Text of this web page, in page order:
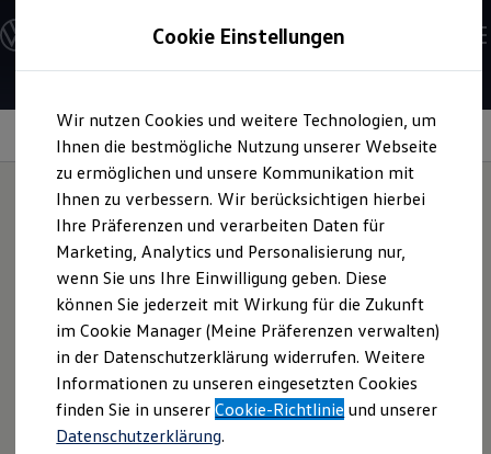
Hauptinhalt
springen
Footer
springen
Modelle und Konfigurator
Konfigurator
Modelle vergleichen
Elektroautos
ENERGY Sondermodelle
Nutzfahrzeuge
SUV und CUV
Familienautos
Kombis
Kompaktwagen
Sportwagen
Schnell verfügbare Fahrzeuge
Angebote und Produkte
Aktuelle Angebote
E-Auto-Förderung
Volkswagen Marktplatz
Die ENERGY Sondermodelle
Junge Gebrauchtwagen und Gebrauchtwagen
Volkswagen Zertifizierte Gebrauchtwagen
Elektromobilität bei Gebrauchtwagen
Information
EU-Reifenlabel
Sicherheit, Komfort, Energieverbrauch – all das
hängt auch von Ihren Reifen ab
Das EU-Reifenlabel ist für fabrikneue Reifen Pflicht und gilt
seit 2012. Ab dem 1. Mai 2021 hat das Label ein neues
Design bekommen und beinhaltet zahlreiche neue
Cookie Einstellungen
Wir nutzen Cookies und weitere Technologien, um
Ihnen die bestmögliche Nutzung unserer Webseite
zu ermöglichen und unsere Kommunikation mit
Ihnen zu verbessern. Wir berücksichtigen hierbei
Ihre Präferenzen und verarbeiten Daten für
Marketing, Analytics und Personalisierung nur,
wenn Sie uns Ihre Einwilligung geben. Diese
können Sie jederzeit mit Wirkung für die Zukunft
im Cookie Manager (Meine Präferenzen verwalten)
in der Datenschutzerklärung widerrufen. Weitere
Informationen zu unseren eingesetzten Cookies
finden Sie in unsererCookie-Richtlinie und unserer
Datenschutzerklärung.